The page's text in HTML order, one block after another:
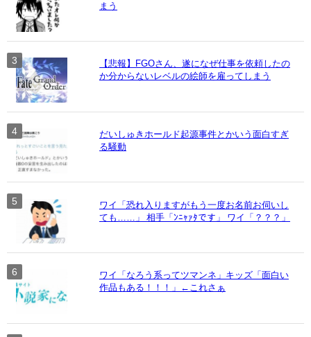
まう
【悲報】FGOさん、遂になぜ仕事を依頼したの
か分からないレベルの絵師を雇ってしまう
だいしゅきホールド起源事件とかいう面白すぎ
る騒動
ワイ「恐れ入りますがもう一度お名前お伺いし
ても……」 相手「ﾝﾆｬｧﾀです」 ワイ「？？？」
ワイ「なろう系ってツマンネ」キッズ「面白い
作品もある！！！」←これさぁ